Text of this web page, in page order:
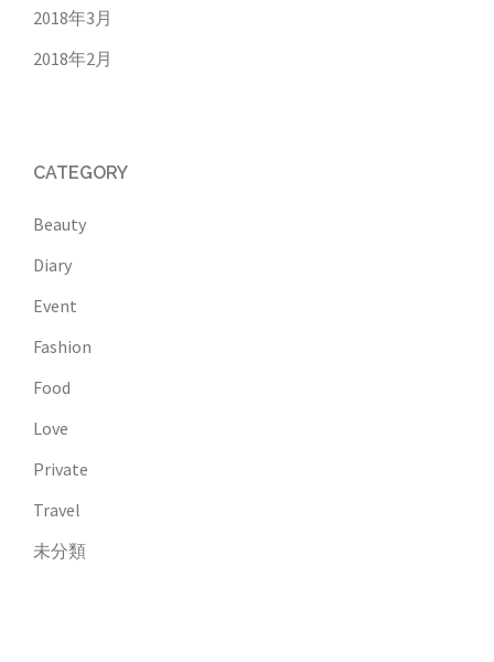
2018年3月
2018年2月
CATEGORY
Beauty
Diary
Event
Fashion
Food
Love
Private
Travel
未分類